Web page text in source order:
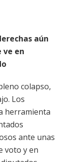
aún
ve en
colapso,
Los
herramienta
ante unas
voto y en